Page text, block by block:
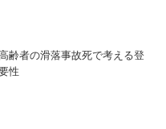
齢者の滑落事故死で考える登
性